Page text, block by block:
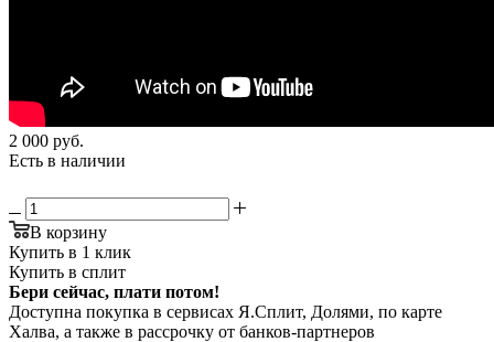
2 000 руб.
Есть в наличии
В корзину
Купить в 1 клик
Купить в сплит
Бери сейчас, плати потом!
Доступна покупка в сервисах Я.Сплит, Долями, по карте
Халва, а также в рассрочку от банков-партнеров